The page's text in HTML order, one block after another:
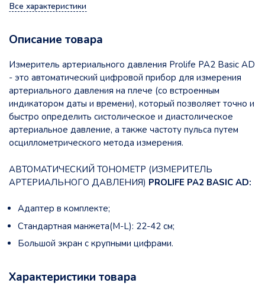
Все характеристики
Описание товара
Измеритель артериального давления Prolife PA2 Basic AD
- это автоматический цифровой прибор для измерения
артериального давления на плече (со встроенным
индикатором даты и времени), который позволяет точно и
быстро определить систолическое и диастолическое
артериальное давление, а также частоту пульса путем
осциллометрического метода измерения.
АВТОМАТИЧЕСКИЙ ТОНОМЕТР (ИЗМЕРИТЕЛЬ
АРТЕРИАЛЬНОГО ДАВЛЕНИЯ) PROLIFE PA2 BASIC AD:
Адаптер в комплекте;
Стандартная манжета(M-L): 22-42 см;
Большой экран с крупными цифрами.
Характеристики товара